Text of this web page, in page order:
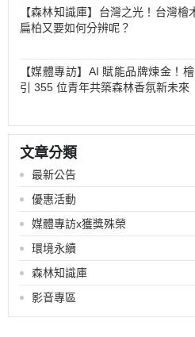
【森林知識庫】台灣之光！台灣
扁柏又要如何分辨呢？
【媒體專訪】AI 賦能品牌煉金！
引 355 位青年共築森林香氛新未來
文章分類
最新公告
優惠活動
媒體專訪x獲獎殊榮
環境永續
森林知識庫
影音專區